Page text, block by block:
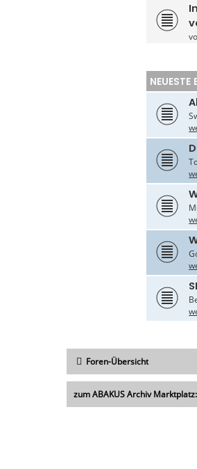
NEUESTE
Foren-Übersicht
zum ABAKUS Archiv